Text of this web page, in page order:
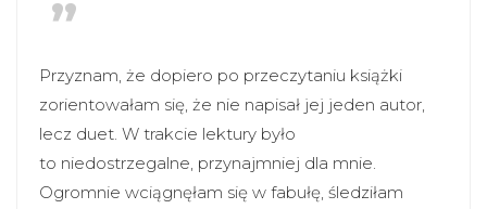
Przyznam, że dopiero po przeczytaniu książki
zorientowałam się, że nie napisał jej jeden autor,
lecz duet. W trakcie lektury było
to niedostrzegalne, przynajmniej dla mnie.
Ogromnie wciągnęłam się w fabułę, śledziłam